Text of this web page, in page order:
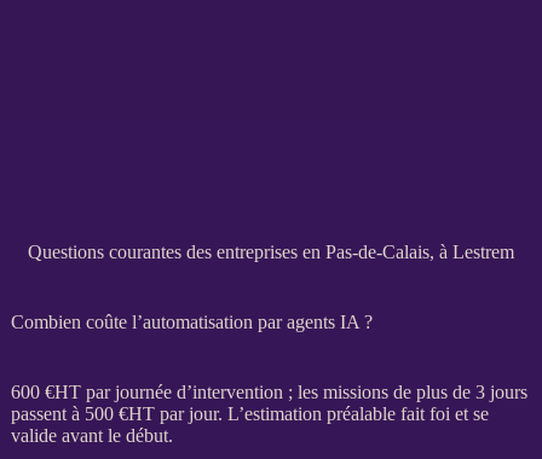
Questions courantes des entreprises en Pas-de-Calais, à Lestrem
Combien coûte l’automatisation par agents IA ?
600 €HTpar journée d’intervention ; les missionsde plus de 3 jours
passent à 500 €HTpar jour. L’estimation préalable fait foi et se
valide avant le début.